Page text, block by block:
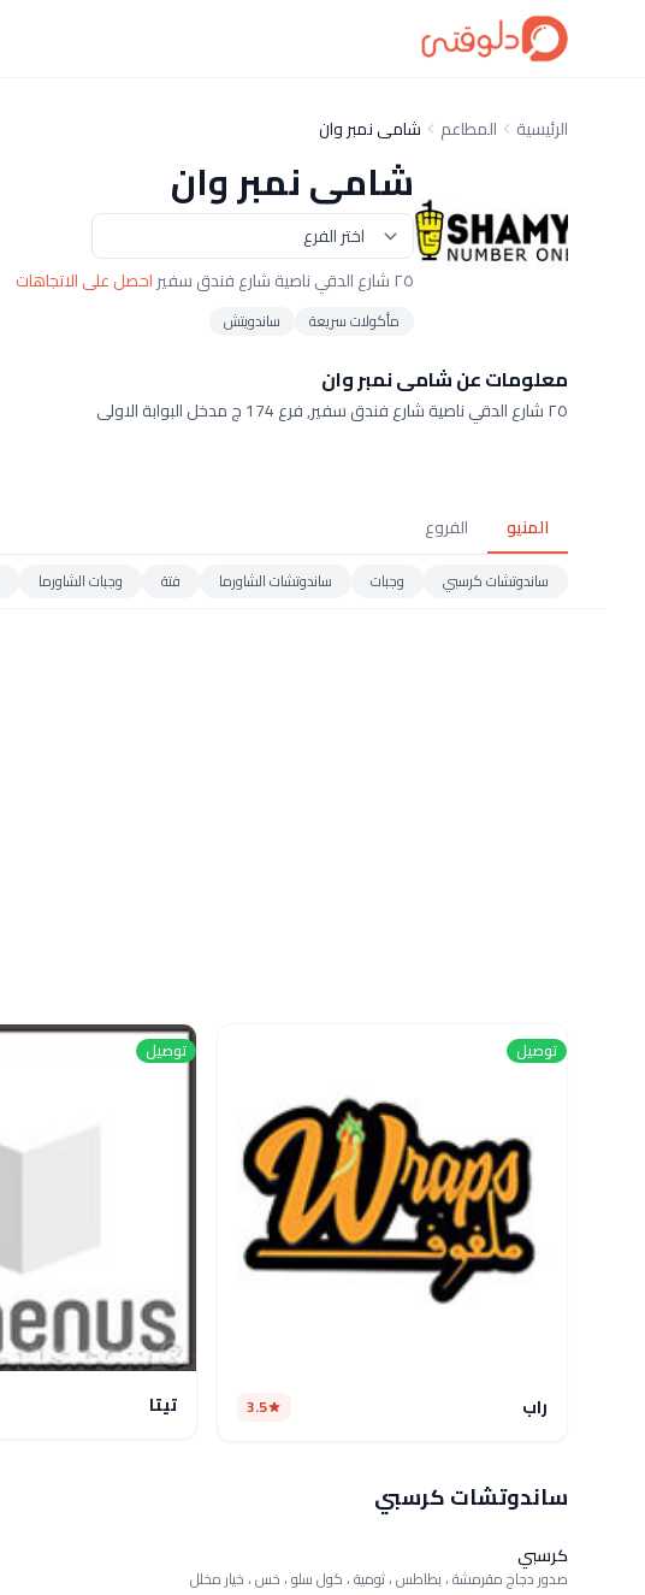
الرئيسية المطاعم شامى نمبر وان
شامى نمبر وان
٢٥ شارع الدقي ناصية شارع فندق سفير احصل على الاتجاهات
مأكولات سريعة ساندويتش
معلومات عن شامى نمبر وان
٢٥ شارع الدقي ناصية شارع فندق سفير, فرع 174 ج مدخل البوابة الاولى
المنيو الفروع
ساندوتشات كرسبي وجبات ساندوتشات الشاورما فتة وجبات الشاورما
توصيل
راب 3.5
توصيل
تيتا
ساندوتشات كرسبي
كرسبي
صدور دجاج مقرمشة ، بطاطس ، ثومية ، كول سلو ، خس ، خيار مخلل